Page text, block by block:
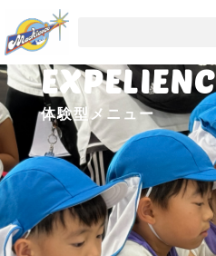
体験型メニュー